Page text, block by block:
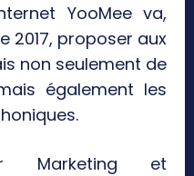
YooMee va,
2017, proposer aux
non seulement de
également les
Marketing et